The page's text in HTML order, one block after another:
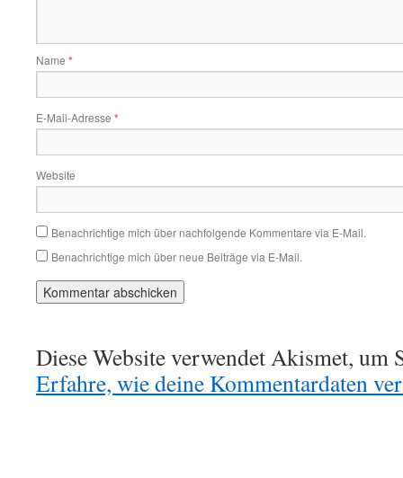
Name *
E-Mail-Adresse *
Website
Benachrichtige mich über nachfolgende Kommentare via E-Mail.
Benachrichtige mich über neue Beiträge via E-Mail.
Diese Website verwendet Akismet, um
Erfahre, wie deine Kommentardaten